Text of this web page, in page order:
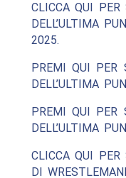
CLICCA QUI PER
DELL’ULTIMA
2025.
PREMI QUI PER
DELL’ULTIMA
PREMI QUI PER
DELL’ULTIMA
CLICCA QUI PER
DI